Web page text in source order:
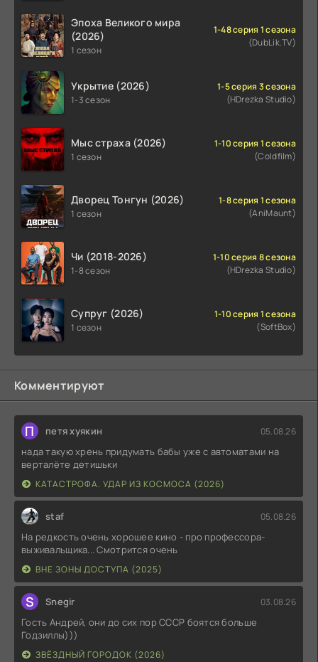
Эпоха Великого мира
(2026)
1 сезон
1-48 серия 1 сезона
(DubLik.TV)
Укрытие (2026)
1-3 сезон
1-5 серия 3 сезона
(HDrezka Studio)
Мыс страха (2026)
1 сезон
1-10 серия 1 сезона
(Coldfilm)
Дворец Тонгун (2026)
1 сезон
1-8 серия 1 сезона
(AniMaunt)
Чи (2018-2026)
1-8 сезон
1-10 серия 8 сезона
(HDrezka Studio)
Супруг (2026)
1 сезон
1-10 серия 1 сезона
(SoftBox)
Комментируют
П петя хуякин 05.08.26
нада такую хрень придумать бабы уже с автоматами на
верталёте детишьки
КАТАСТРОФА. УДАР ИЗ КОСМОСА (2026)
staf 05.08.26
На редкость очень хорошее кино - про профессора-
выживальщика... Смотрится очень
ВНЕ ЗОНЫ ДОСТУПА (2025)
S Snegir 03.08.26
Гость Андрей, они до сих пор СССР боятся больше
Годзиллы)))
ЗВЁЗДНЫЙ ГОРОДОК (2026)